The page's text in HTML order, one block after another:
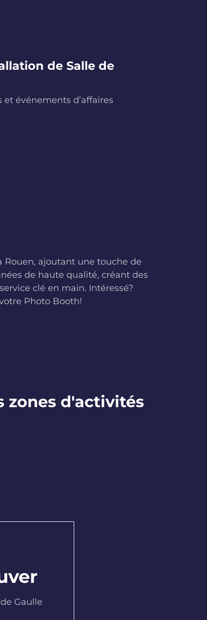
de Salle de
événements d’affaires
ajoutant une touche de
de haute qualité, créant des
clé en main. Intéressé?
Photo Booth!
zones d'activités
Gaulle